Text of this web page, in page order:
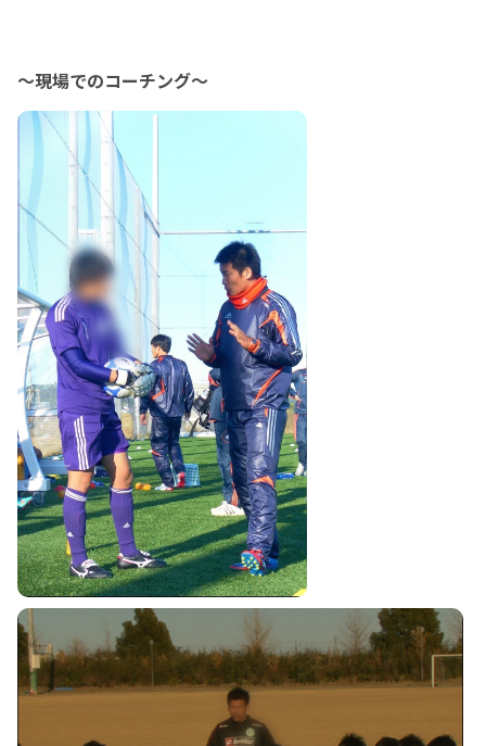
〜現場でのコーチング〜